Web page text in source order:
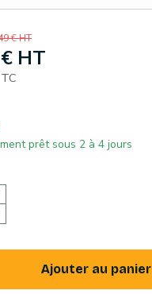
€ HT
HT
prêt sous 2 à 4 jours
Ajouter au panier